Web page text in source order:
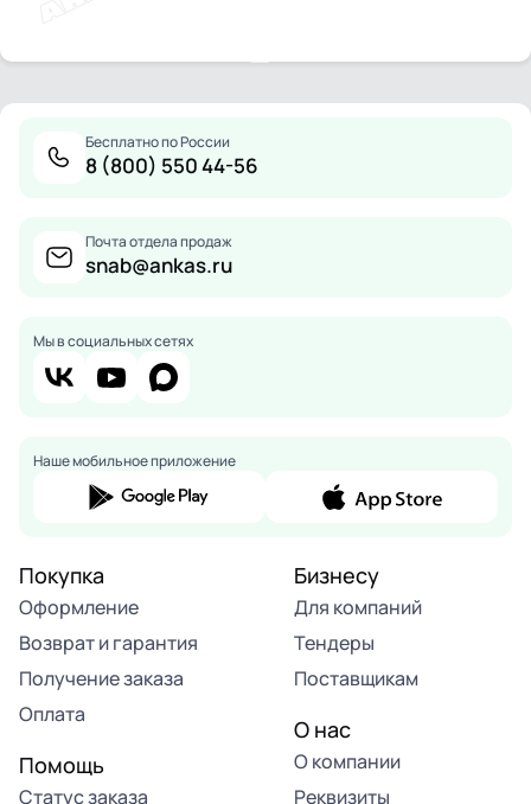
Бесплатно по России
8 (800) 550 44-56
Почта отдела продаж
snab@ankas.ru
Мы в социальных сетях
Наше мобильное приложение
Покупка
Оформление
Возврат и гарантия
Получение заказа
Оплата
Помощь
Статус заказа
Бизнесу
Для компаний
Тендеры
Поставщикам
О нас
О компании
Реквизиты